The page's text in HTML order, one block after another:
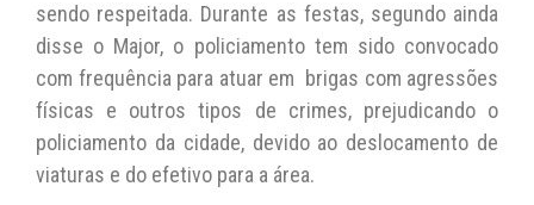
sendo respeitada. Durante as festas, segundo ainda
disse o Major, o policiamento tem sido convocado
com frequência para atuar em brigas com agressões
físicas e outros tipos de crimes, prejudicando o
policiamento da cidade, devido ao deslocamento de
viaturas e do efetivo para a área.